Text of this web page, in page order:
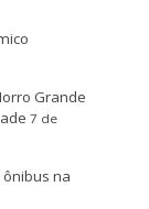
Grande
7 de
na